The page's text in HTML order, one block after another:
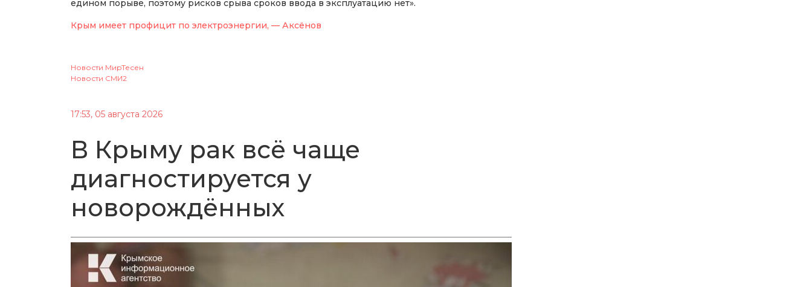
едином порыве, поэтому рисков срыва сроков ввода в эксплуатацию нет».
Крым имеет профицит по электроэнергии, — Аксёнов
Новости МирТесен
Новости СМИ2
17:53, 05 августа 2026
В Крыму рак всё чаще
диагностируется у
новорождённых